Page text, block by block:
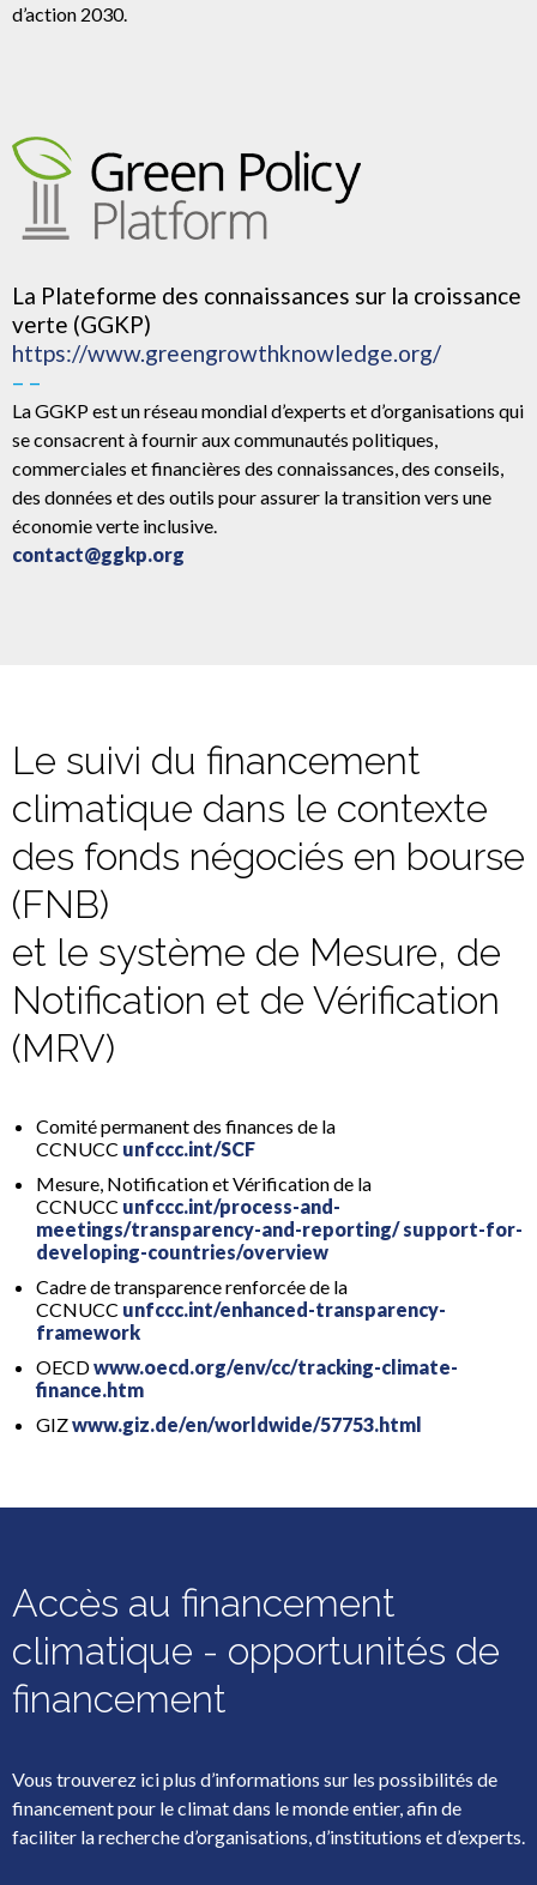
d’action 2030.
La Plateforme des connaissances sur la croissance
verte (GGKP)
https://www.greengrowthknowledge.org/
– –
La GGKP est un réseau mondial d’experts et d’organisations qui
se consacrent à fournir aux communautés politiques,
commerciales et financières des connaissances, des conseils,
des données et des outils pour assurer la transition vers une
économie verte inclusive.
contact@ggkp.org
Le suivi du financement
climatique dans le contexte
des fonds négociés en bourse
(FNB)
et le système de Mesure, de
Notification et de Vérification
(MRV)
Comité permanent des finances de la
CCNUCC unfccc.int/SCF
Mesure, Notification et Vérification de la
CCNUCC unfccc.int/process-and-
meetings/transparency-and-reporting/ support-for-
developing-countries/overview
Cadre de transparence renforcée de la
CCNUCC unfccc.int/enhanced-transparency-
framework
OECDwww.oecd.org/env/cc/tracking-climate-
finance.htm
GIZwww.giz.de/en/worldwide/57753.html
Accès au financement
climatique - opportunités de
financement
Vous trouverez ici plus d’informations sur les possibilités de
financement pour le climat dans le monde entier, afin de
faciliter la recherche d’organisations, d’institutions et d’experts.